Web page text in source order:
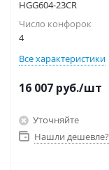
HGG604-23CR
Число конфорок
4
Все характеристики
16 007 руб./шт
Уточняйте
Нашли дешевле?